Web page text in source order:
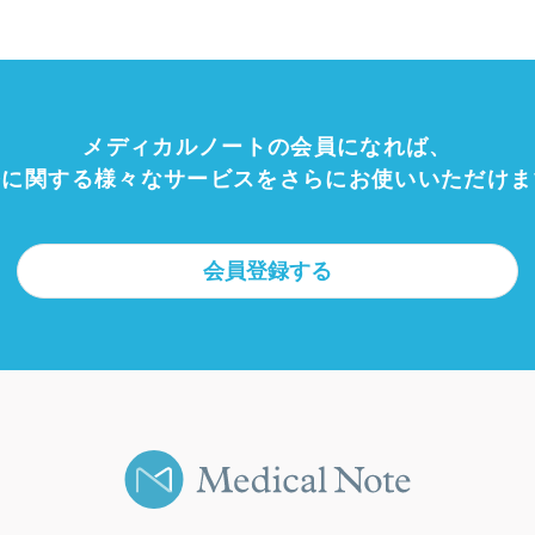
メディカルノートの会員になれば、
関する様々なサービスをさらにお使いいただけ
会員登録する